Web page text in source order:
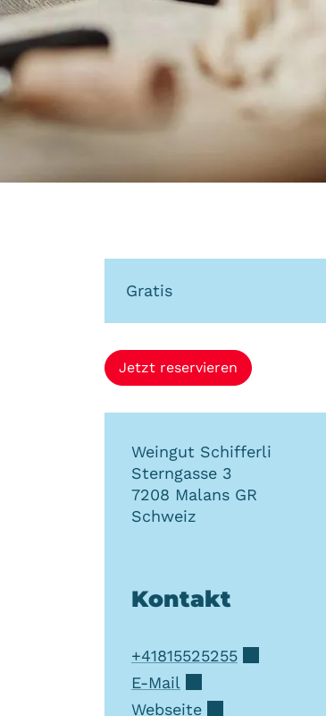
Gratis
Jetzt reservieren
Weingut Schifferli
Sterngasse 3
7208 Malans GR
Schweiz
Kontakt
+41815525255
E-Mail
Webseite